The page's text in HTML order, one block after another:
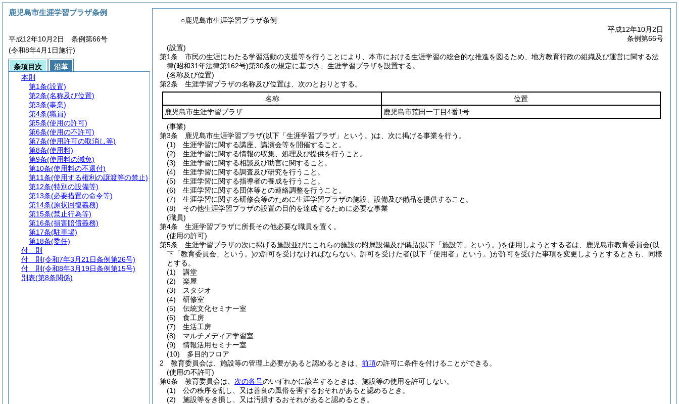
○鹿児島市生涯学習プラザ条例
平成12年10月2日
条例第66号
(設置)
第1条
市民の生涯にわたる学習活動の支援等を行うことにより、本市における生涯学習の総合的な推進を図るため、地方教育行政の組織及び運営に関する法
律(昭和31年法律第162号)第30条の規定に基づき、生涯学習プラザを設置する。
(名称及び位置)
第2条
生涯学習プラザの名称及び位置は、次のとおりとする。
名称
位置
鹿児島市生涯学習プラザ
鹿児島市荒田一丁目4番1号
(事業)
第3条
鹿児島市生涯学習プラザ(以下「生涯学習プラザ」という。)は、次に掲げる事業を行う。
(1)
生涯学習に関する講座、講演会等を開催すること。
(2)
生涯学習に関する情報の収集、処理及び提供を行うこと。
(3)
生涯学習に関する相談及び助言に関すること。
(4)
生涯学習に関する調査及び研究を行うこと。
(5)
生涯学習に関する指導者の養成を行うこと。
(6)
生涯学習に関する団体等との連絡調整を行うこと。
(7)
生涯学習に関する研修会等のために生涯学習プラザの施設、設備及び備品を提供すること。
(8)
その他生涯学習プラザの設置の目的を達成するために必要な事業
(職員)
第4条
生涯学習プラザに所長その他必要な職員を置く。
(使用の許可)
第5条
生涯学習プラザの次に掲げる施設並びにこれらの施設の附属設備及び備品(以下「施設等」という。)を使用しようとする者は、鹿児島市教育委員会(以
下「教育委員会」という。)の許可を受けなければならない。 許可を受けた者(以下「使用者」という。)が許可を受けた事項を変更しようとするときも、同様
とする。
(1)
講堂
(2)
楽屋
(3)
スタジオ
(4)
研修室
(5)
伝統文化セミナー室
(6)
食工房
(7)
生活工房
(8)
マルチメディア学習室
(9)
情報活用セミナー室
(10)
多目的フロア
2
教育委員会は、施設等の管理上必要があると認めるときは、 前項の許可に条件を付けることができる。
(使用の不許可)
第6条
教育委員会は、 次の各号のいずれかに該当するときは、施設等の使用を許可しない。
(1)
公の秩序を乱し、又は善良の風俗を害するおそれがあると認めるとき。
(2)
施設等をき損し、又は汚損するおそれがあると認めるとき。
鹿児島市生涯学習プラザ条例
平成12年10月2日 条例第66号
(令和8年4月1日施行)
条項目次
沿革
本則
第1条(設置)
第2条(名称及び位置)
第3条(事業)
第4条(職員)
第5条(使用の許可)
第6条(使用の不許可)
第7条(使用許可の取消し等)
第8条(使用料)
第9条(使用料の減免)
第10条(使用料の不還付)
第11条(使用する権利の譲渡等の禁止)
第12条(特別の設備等)
第13条(必要措置の命令等)
第14条(原状回復義務)
第15条(禁止行為等)
第16条(損害賠償義務)
第17条(駐車場)
第18条(委任)
付 則
付 則 (令和7年3月21日条例第26号)
付 則 (令和8年3月19日条例第15号)
別表(第8条関係)